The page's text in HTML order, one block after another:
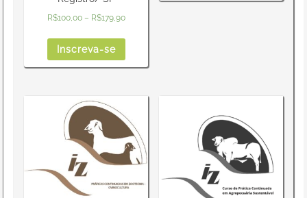
R$100,00– R$179,90
Inscreva-se